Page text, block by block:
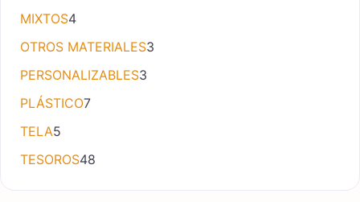
MIXTOS44 productos
OTROS MATERIALES3
PERSONALIZABLES3
PLÁSTICO77 productos
TELA5
TESOROS48